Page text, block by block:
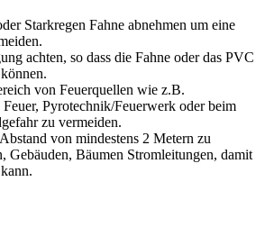
Starkregen Fahne abnehmen um eine
achten, so dass die Fahne oder das PVC
von Feuerquellen wie z.B.
Pyrotechnik/Feuerwerk oder beim
zu vermeiden.
von mindestens 2 Metern zu
Gebäuden, Bäumen Stromleitungen, damit